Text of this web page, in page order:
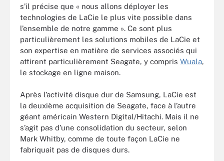
s’il précise que « nous allons déployer les
technologies de LaCie le plus vite possible dans
l’ensemble de notre gamme ». Ce sont plus
particulièrement les solutions mobiles de LaCie et
son expertise en matière de services associés qui
attirent particulièrement Seagate, y compris Wuala,
le stockage en ligne maison.
Après l’activité disque dur de Samsung, LaCie est
la deuxième acquisition de Seagate, face à l’autre
géant américain Western Digital/Hitachi. Mais il ne
s’agit pas d’une consolidation du secteur, selon
Mark Whitby, comme de toute façon LaCie ne
fabriquait pas de disques durs.